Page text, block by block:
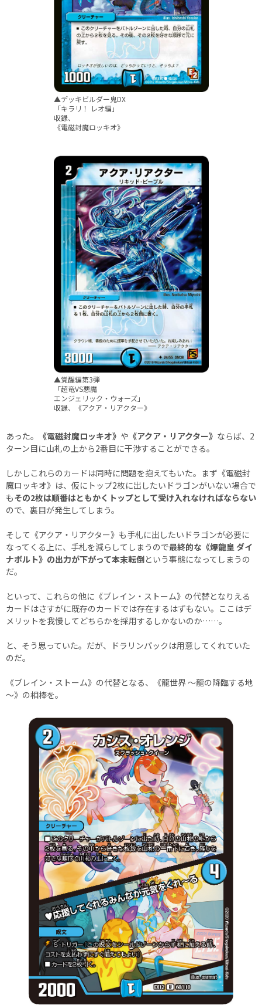
▲デッキビルダー鬼DX
「キラリ！ レオ編」
収録、
《電磁封魔ロッキオ》
▲覚醒編第3弾
「超竜VS悪魔
エンジェリック・ウォーズ」
収録、《アクア・リアクター》
あった。 《電磁封魔ロッキオ》 や 《アクア・リアクター》 ならば、2
ターン目に山札の上から2番目に干渉することができる。
しかしこれらのカードは同時に問題を抱えてもいた。まず《電磁封
魔ロッキオ》は、仮にトップ2枚に出したいドラゴンがいない場合で
もその2枚は順番はともかくトップとして受け入れなければならない
ので、裏目が発生してしまう。
そして《アクア・リアクター》も手札に出したいドラゴンが必要に
なってくる上に、手札を減らしてしまうので最終的な《爆龍皇 ダイ
ナボルト》の出力が下がって本末転倒という事態になってしまうの
だ。
といって、これらの他に《ブレイン・ストーム》の代替となりえる
カードはさすがに既存のカードでは存在するはずもない。ここはデ
メリットを我慢してどちらかを採用するしかないのか……。
と、そう思っていた。だが、ドラリンパックは用意してくれていた
のだ。
《ブレイン・ストーム》の代替となる、《龍世界 ～龍の降臨する地
～》の相棒を。